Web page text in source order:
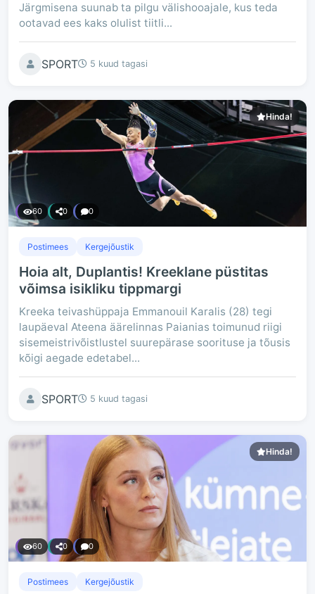
Järgmisena suunab ta pilgu välishooajale, kus teda
ootavad ees kaks olulist tiitli...
SPORT 5 kuud tagasi
Hinda!
60 0 0
Postimees Kergejõustik
Hoia alt, Duplantis! Kreeklane püstitas
võimsa isikliku tippmargi
Kreeka teivashüppaja Emmanouil Karalis (28) tegi
laupäeval Ateena äärelinnas Paianias toimunud riigi
sisemeistrivõistlustel suurepärase soorituse ja tõusis
kõigi aegade edetabel...
SPORT 5 kuud tagasi
Hinda!
60 0 0
Postimees Kergejõustik